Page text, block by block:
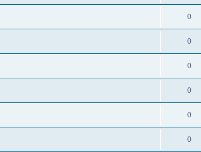
0
0
0
0
0
0